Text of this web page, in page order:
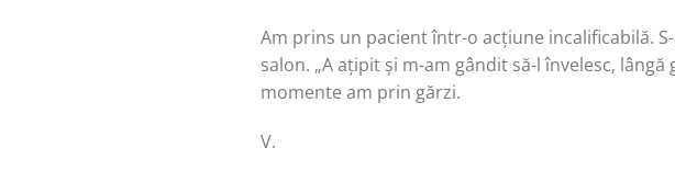
Am prins un pacient într-o acțiune incalificabilă.
salon. „A ațipit și m-am gândit să-l învelesc,
momente am prin gărzi.
V.